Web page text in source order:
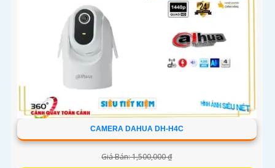
CAMERA DAHUA DH-H4C
Giá Bán: 1,500,000 ₫